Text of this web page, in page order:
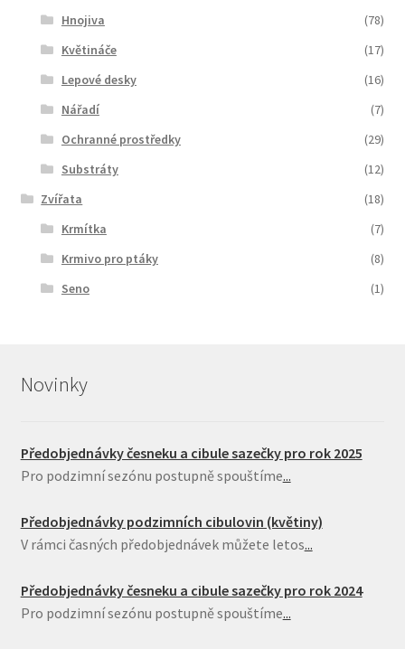
Hnojiva
(78)
Květináče
(17)
Lepové desky
(16)
Nářadí
(7)
Ochranné prostředky
(29)
Substráty
(12)
Zvířata
(18)
Krmítka
(7)
Krmivo pro ptáky
(8)
Seno
(1)
Novinky
Předobjednávky česneku a cibule sazečky pro rok 2025
Pro podzimní sezónu postupně spouštíme...
Předobjednávky podzimních cibulovin (květiny)
V rámci časných předobjednávek můžete letos...
Předobjednávky česneku a cibule sazečky pro rok 2024
Pro podzimní sezónu postupně spouštíme...